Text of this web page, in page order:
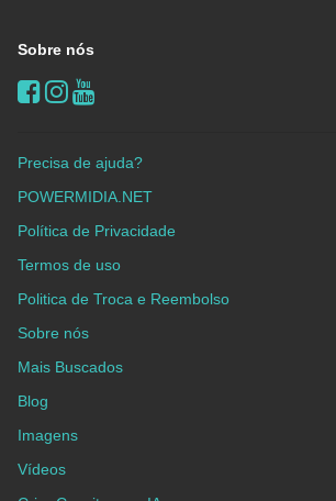
Sobre nós
Precisa de ajuda?
POWERMIDIA.NET
Política de Privacidade
Termos de uso
Politica de Troca e Reembolso
Sobre nós
Mais Buscados
Blog
Imagens
Vídeos